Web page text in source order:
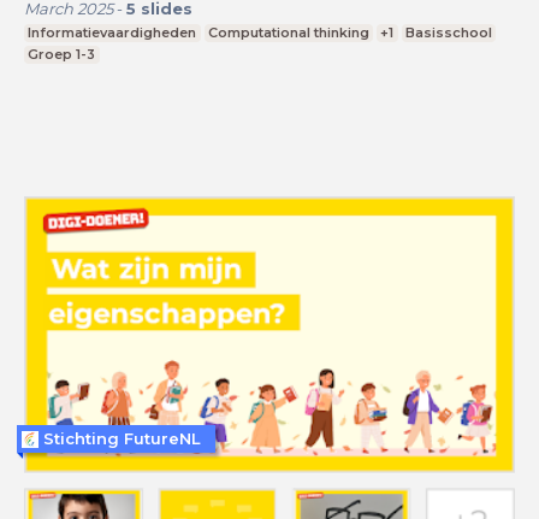
March 2025- 5 slides
Informatievaardigheden Computational thinking +1
Basisschool
Groep 1-3
Stichting FutureNL